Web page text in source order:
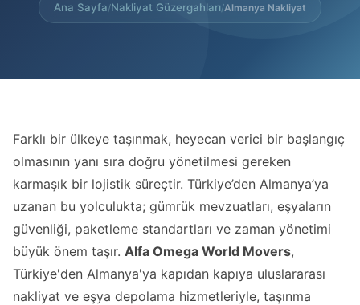
Ana Sayfa/Nakliyat Güzergahları/Almanya Nakliyat
Farklı bir ülkeye taşınmak, heyecan verici bir başlangıç
olmasının yanı sıra doğru yönetilmesi gereken
karmaşık bir lojistik süreçtir. Türkiye’den Almanya’ya
uzanan bu yolculukta; gümrük mevzuatları, eşyaların
güvenliği, paketleme standartları ve zaman yönetimi
büyük önem taşır. Alfa Omega World Movers,
Türkiye'den Almanya'ya kapıdan kapıya uluslararası
nakliyat ve eşya depolama hizmetleriyle, taşınma